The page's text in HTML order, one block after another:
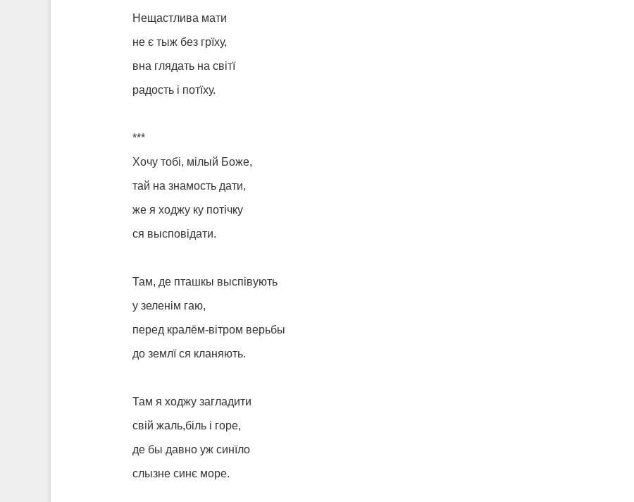
Нещастлива мати
не є тыж без грїху,
вна глядать на світї
радость і потїху.
***
Хочу тобі, мілый Боже,
тай на знамость дати,
же я ходжу ку потічку
ся высповідати.
Там, де пташкы выспівують
у зеленім гаю,
перед кралём-вітром верьбы
до землї ся кланяють.
Там я ходжу загладити
свій жаль,біль і горе,
де бы давно уж синїло
слызне синє море.